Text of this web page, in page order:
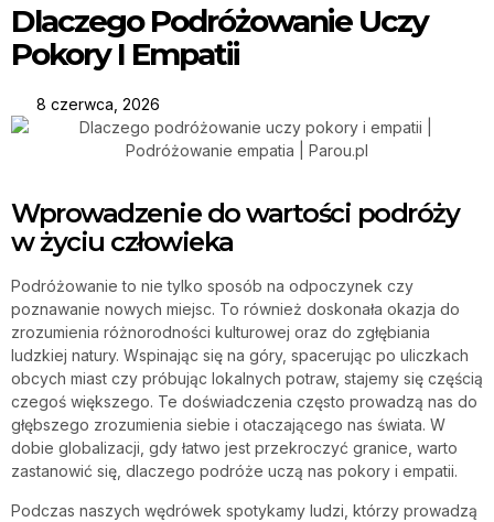
Dlaczego Podróżowanie Uczy
Pokory I Empatii
8 czerwca, 2026
Wprowadzenie do wartości podróży
w życiu człowieka
Podróżowanie to nie tylko sposób na odpoczynek czy
poznawanie nowych miejsc. To również doskonała okazja do
zrozumienia różnorodności kulturowej oraz do zgłębiania
ludzkiej natury. Wspinając się na góry, spacerując po uliczkach
obcych miast czy próbując lokalnych potraw, stajemy się częścią
czegoś większego. Te doświadczenia często prowadzą nas do
głębszego zrozumienia siebie i otaczającego nas świata. W
dobie globalizacji, gdy łatwo jest przekroczyć granice, warto
zastanowić się, dlaczego podróże uczą nas pokory i empatii.
Podczas naszych wędrówek spotykamy ludzi, którzy prowadzą